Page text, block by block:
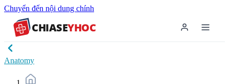
Chuyển đến nội dung chính
CHIASEYHOC
Anatomy